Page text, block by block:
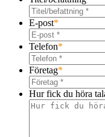
E-post*
Telefon*
Företag*
Hur fick du höra